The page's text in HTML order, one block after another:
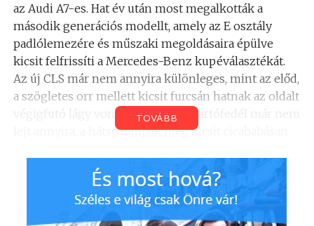
az Audi A7-es. Hat év után most megalkották a
második generációs modellt, amely az E osztály
padlólemezére és műszaki megoldásaira épülve
kicsit felfrissíti a Mercedes-Benz kupéválasztékát.
Az új CLS már nem annyira különleges, mint az előd,
a szögletes orr mellett kicsit furcsán hatnak az oldalt
végigfutó lágy vonalak. A csomagtartófedél már nem
lejt annyira, a hátsó lámpák meg kicsit cicababásan
jelenség, méreteivel mégis tiszteletet parancsol, a
formájából pedig sokan rájönnek: ez egy drága autó.
TOVÁBB